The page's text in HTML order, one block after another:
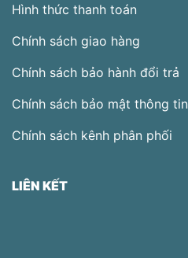
Hình thức thanh toán
Chính sách giao hàng
Chính sách bảo hành đổi trả
Chính sách bảo mật thông tin
Chính sách kênh phân phối
LIÊN KẾT